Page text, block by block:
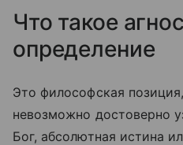
Что такое
определение
Это философская
невозможно достоверно
Бог, абсолютная истина